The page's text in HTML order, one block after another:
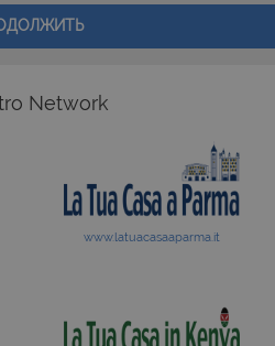
Network
www.latuacasaaparma.it